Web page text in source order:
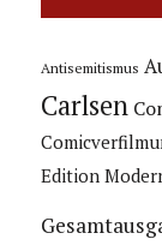
Antisemitismus
Carlsen
Edition